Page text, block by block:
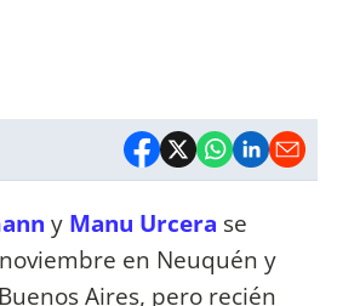
y Manu Urcera se
en Neuquén y
Aires, pero recién